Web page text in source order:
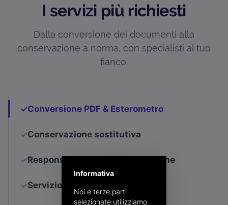
I servizi più richiesti
Dalla conversione dei documenti alla
conservazione a norma, con specialisti al tuo
fianco.
✓Conversione PDF & Esterometro
✓Conservazione sostitutiva
✓Responsabile della Conservazione
✓Servizio clienti dedicato
Informativa
Noi e terze parti
selezionate utilizziamo